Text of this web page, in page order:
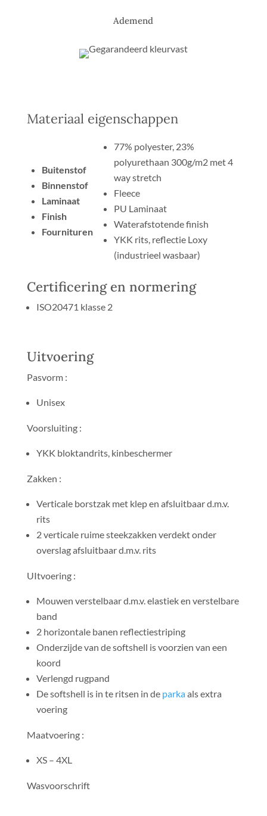
Ademend
Materiaal eigenschappen
Buitenstof
Binnenstof
Laminaat
Finish
Fournituren
77% polyester, 23%
polyurethaan 300g/m2 met 4
way stretch
Fleece
PU Laminaat
Waterafstotende finish
YKK rits, reflectie Loxy
(industrieel wasbaar)
Certificering en normering
ISO20471 klasse 2
Uitvoering
Pasvorm :
Unisex
Voorsluiting :
YKK bloktandrits, kinbeschermer
Zakken :
Verticale borstzak met klep en afsluitbaar d.m.v.
rits
2 verticale ruime steekzakken verdekt onder
overslag afsluitbaar d.m.v. rits
UItvoering :
Mouwen verstelbaar d.m.v. elastiek en verstelbare
band
2 horizontale banen reflectiestriping
Onderzijde van de softshell is voorzien van een
koord
Verlengd rugpand
De softshell is in te ritsen in de parkaals extra
voering
Maatvoering :
XS – 4XL
Wasvoorschrift